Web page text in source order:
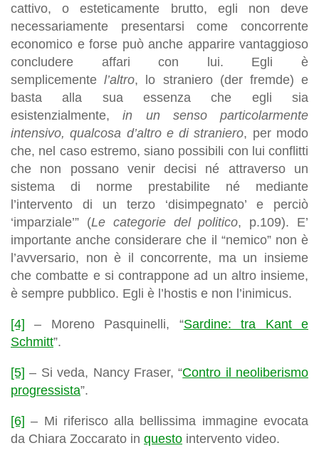
cattivo, o esteticamente brutto, egli non deve
necessariamente presentarsi come concorrente
economico e forse può anche apparire vantaggioso
concludere affari con lui. Egli è
semplicementel’altro, lo straniero (der fremde) e
basta alla sua essenza che egli sia
esistenzialmente,in un senso particolarmente
intensivo, qualcosa d’altro e di straniero, per modo
che, nel caso estremo, siano possibili con lui conflitti
che non possano venir decisi né attraverso un
sistema di norme prestabilite né mediante
l’intervento di un terzo ‘disimpegnato’ e perciò
‘imparziale’” (Le categorie del politico, p.109). E’
importante anche considerare che il “nemico” non è
l’avversario, non è il concorrente, ma un insieme
che combatte e si contrappone ad un altro insieme,
è sempre pubblico. Egli è l’hostis e non l’inimicus.
[4] – Moreno Pasquinelli, “Sardine: tra Kant e
Schmitt”.
[5] – Si veda, Nancy Fraser, “Contro il neoliberismo
progressista”.
[6] – Mi riferisco alla bellissima immagine evocata
da Chiara Zoccarato in questo intervento video.